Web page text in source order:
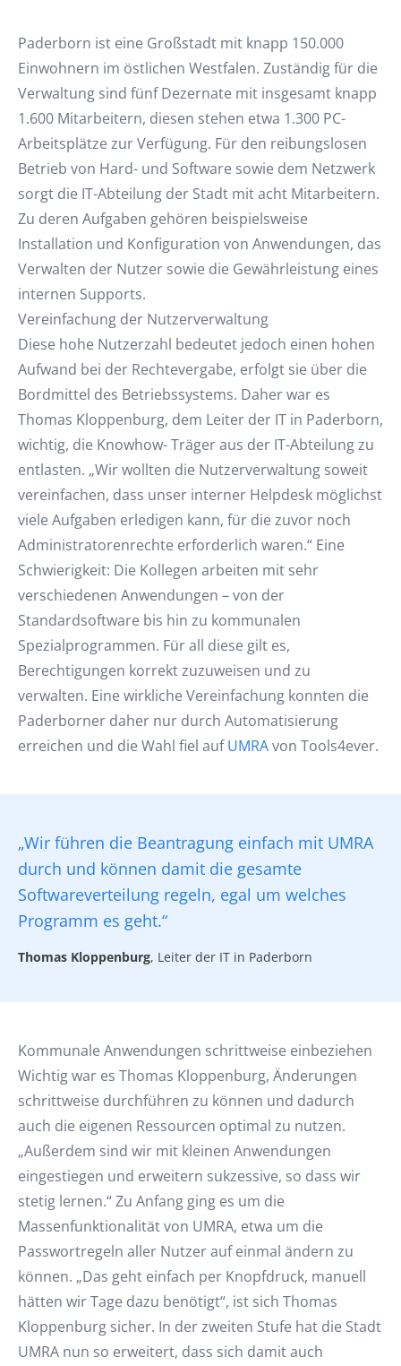
Paderborn ist eine Großstadt mit knapp 150.000
Einwohnern im östlichen Westfalen. Zuständig für die
Verwaltung sind fünf Dezernate mit insgesamt knapp
1.600 Mitarbeitern, diesen stehen etwa 1.300 PC-
Arbeitsplätze zur Verfügung. Für den reibungslosen
Betrieb von Hard- und Software sowie dem Netzwerk
sorgt die IT-Abteilung der Stadt mit acht Mitarbeitern.
Zu deren Aufgaben gehören beispielsweise
Installation und Konfiguration von Anwendungen, das
Verwalten der Nutzer sowie die Gewährleistung eines
internen Supports.
Vereinfachung der Nutzerverwaltung
Diese hohe Nutzerzahl bedeutet jedoch einen hohen
Aufwand bei der Rechtevergabe, erfolgt sie über die
Bordmittel des Betriebssystems. Daher war es
Thomas Kloppenburg, dem Leiter der IT in Paderborn,
wichtig, die Knowhow- Träger aus der IT-Abteilung zu
entlasten. „Wir wollten die Nutzerverwaltung soweit
vereinfachen, dass unser interner Helpdesk möglichst
viele Aufgaben erledigen kann, für die zuvor noch
Administratorenrechte erforderlich waren.“ Eine
Schwierigkeit: Die Kollegen arbeiten mit sehr
verschiedenen Anwendungen – von der
Standardsoftware bis hin zu kommunalen
Spezialprogrammen. Für all diese gilt es,
Berechtigungen korrekt zuzuweisen und zu
verwalten. Eine wirkliche Vereinfachung konnten die
Paderborner daher nur durch Automatisierung
erreichen und die Wahl fiel aufUMRAvon Tools4ever.
„Wir führen die Beantragung einfach mit UMRA
durch und können damit die gesamte
Softwareverteilung regeln, egal um welches
Programm es geht.“
Thomas Kloppenburg, Leiter der IT in Paderborn
Kommunale Anwendungen schrittweise einbeziehen
Wichtig war es Thomas Kloppenburg, Änderungen
schrittweise durchführen zu können und dadurch
auch die eigenen Ressourcen optimal zu nutzen.
„Außerdem sind wir mit kleinen Anwendungen
eingestiegen und erweitern sukzessive, so dass wir
stetig lernen.“ Zu Anfang ging es um die
Massenfunktionalität von UMRA, etwa um die
Passwortregeln aller Nutzer auf einmal ändern zu
können. „Das geht einfach per Knopfdruck, manuell
hätten wir Tage dazu benötigt“, ist sich Thomas
Kloppenburg sicher. In der zweiten Stufe hat die Stadt
UMRA nun so erweitert, dass sich damit auch